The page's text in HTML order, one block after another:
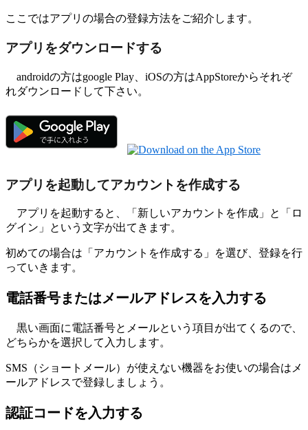
ここではアプリの場合の登録方法をご紹介します。
アプリをダウンロードする
androidの方はgoogle Play、iOSの方はAppStoreからそれぞ
れダウンロードして下さい。
アプリを起動してアカウントを作成する
アプリを起動すると、「新しいアカウントを作成」と「ロ
グイン」という文字が出てきます。
初めての場合は「アカウントを作成する」を選び、登録を行
っていきます。
電話番号またはメールアドレスを入力する
黒い画面に電話番号とメールという項目が出てくるので、
どちらかを選択して入力します。
SMS（ショートメール）が使えない機器をお使いの場合はメ
ールアドレスで登録しましょう。
認証コードを入力する